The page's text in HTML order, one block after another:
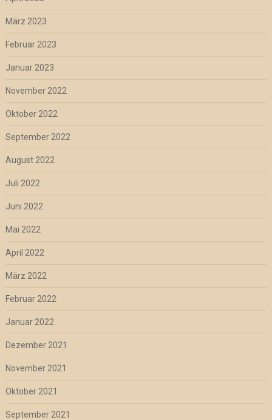
März 2023
Februar 2023
Januar 2023
November 2022
Oktober 2022
September 2022
August 2022
Juli 2022
Juni 2022
Mai 2022
April 2022
März 2022
Februar 2022
Januar 2022
Dezember 2021
November 2021
Oktober 2021
September 2021